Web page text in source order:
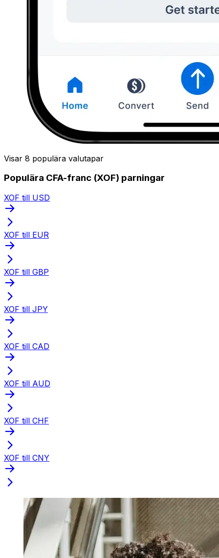
Visar 8 populära valutapar
Populära CFA-franc (XOF) parningar
XOF till USD
XOF till EUR
XOF till GBP
XOF till JPY
XOF till CAD
XOF till AUD
XOF till CHF
XOF till CNY